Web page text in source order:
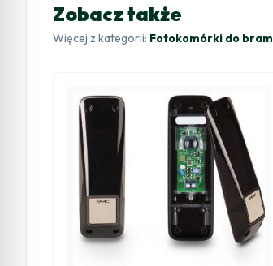
Zobacz także
Więcej z kategorii: Fotokomórki do bram